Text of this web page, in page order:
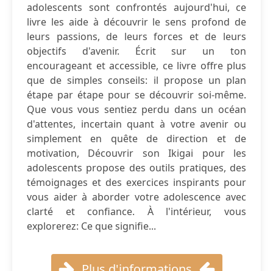
adolescents sont confrontés aujourd'hui, ce
livre les aide à découvrir le sens profond de
leurs passions, de leurs forces et de leurs
objectifs d'avenir. Écrit sur un ton
encourageant et accessible, ce livre offre plus
que de simples conseils: il propose un plan
étape par étape pour se découvrir soi-même.
Que vous vous sentiez perdu dans un océan
d'attentes, incertain quant à votre avenir ou
simplement en quête de direction et de
motivation, Découvrir son Ikigai pour les
adolescents propose des outils pratiques, des
témoignages et des exercices inspirants pour
vous aider à aborder votre adolescence avec
clarté et confiance. À l'intérieur, vous
explorerez: Ce que signifie...